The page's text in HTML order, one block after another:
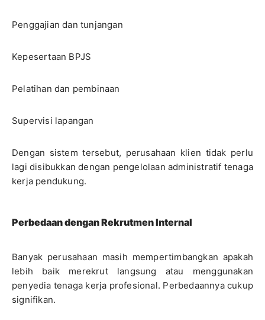
Penggajian dan tunjangan
Kepesertaan BPJS
Pelatihan dan pembinaan
Supervisi lapangan
Dengan sistem tersebut, perusahaan klien tidak perlu
lagi disibukkan dengan pengelolaan administratif tenaga
kerja pendukung.
Perbedaan dengan Rekrutmen Internal
Banyak perusahaan masih mempertimbangkan apakah
lebih baik merekrut langsung atau menggunakan
penyedia tenaga kerja profesional. Perbedaannya cukup
signifikan.